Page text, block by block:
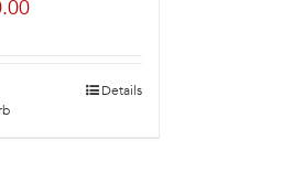
Details